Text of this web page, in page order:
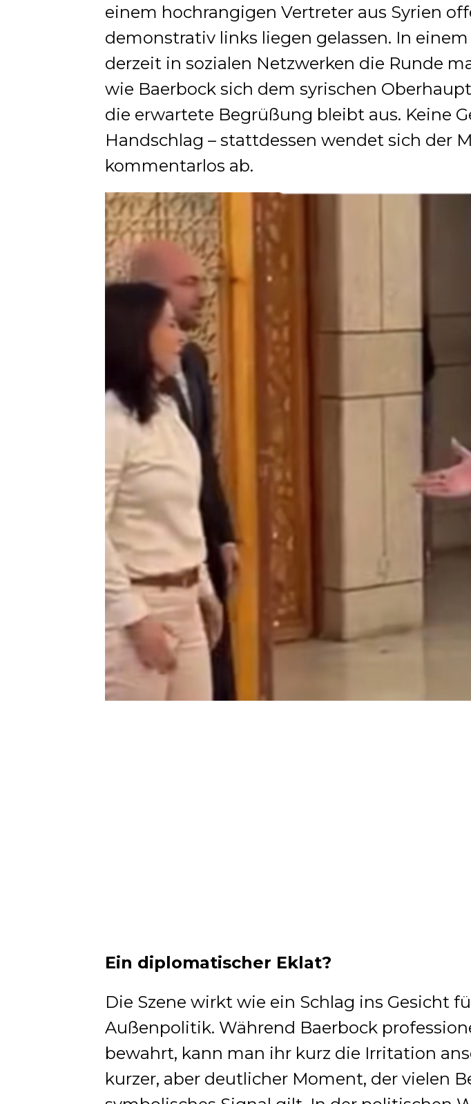
einem hochrangigen Vertreter aus Syrien
demonstrativ links liegen gelassen. In einem
derzeit in sozialen Netzwerken die Runde
wie Baerbock sich dem syrischen
die erwartete Begrüßung bleibt aus. Keine
Handschlag – stattdessen wendet sich der
kommentarlos ab.
Ein diplomatischer Eklat?
Die Szene wirkt wie ein Schlag ins Gesicht
Außenpolitik. Während Baerbock
bewahrt, kann man ihr kurz die Irritation
kurzer, aber deutlicher Moment, der vielen